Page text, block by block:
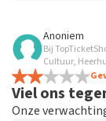
Beoordeling
Prima
Anoniem
Bij
Cultuur,
Viel ons
Onze